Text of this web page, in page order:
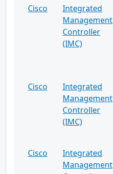
Cisco
Integrated
Management
Controller
(IMC)
Cisco
Integrated
Management
Controller
(IMC)
Cisco
Integrated
Management